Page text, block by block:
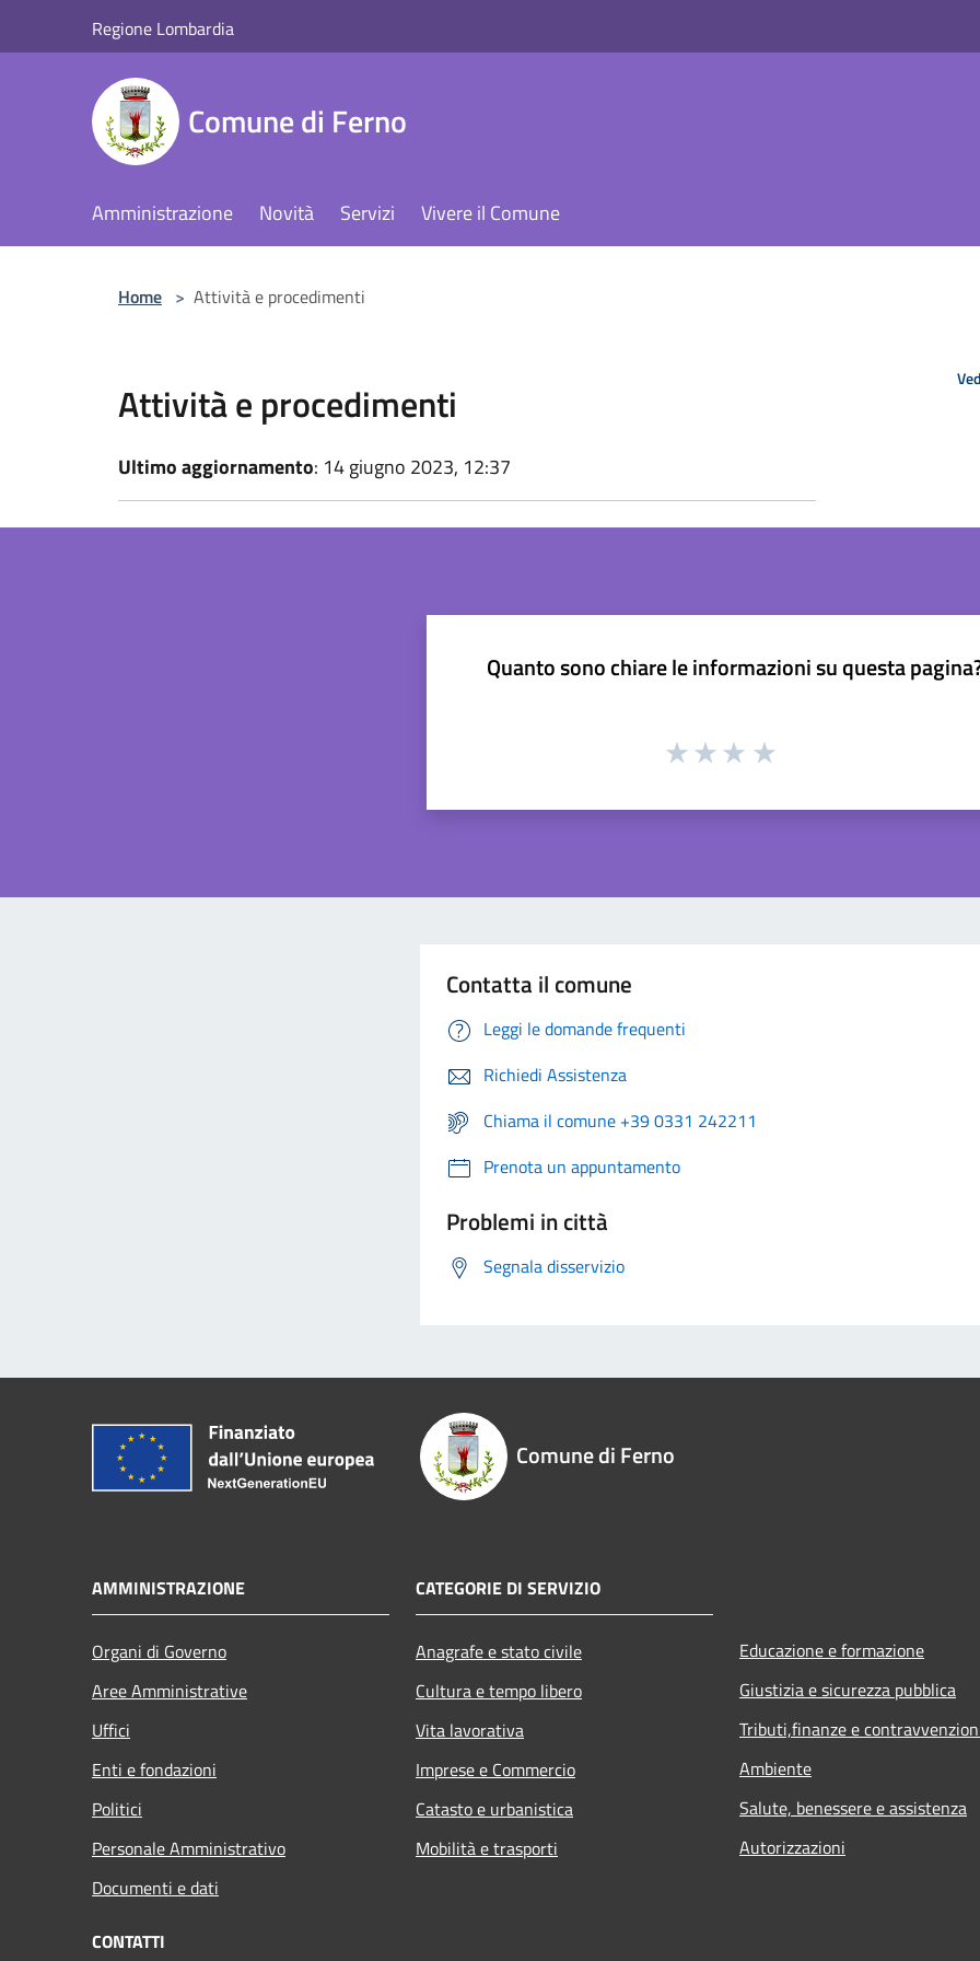
Regione Lombardia
Comune di Ferno
Amministrazione Novità Servizi Vivere il Comune
Home > Attività e procedimenti
Attività e procedimenti
Ultimo aggiornamento: 14 giugno 2023, 12:37
Quanto sono chiare le informazioni su questa
Contatta il comune
Leggi le domande frequenti
Richiedi Assistenza
Chiama il comune +39 0331 242211
Prenota un appuntamento
Problemi in città
Segnala disservizio
Comune di Ferno
AMMINISTRAZIONE
Organi di Governo
Aree Amministrative
Uffici
Enti e fondazioni
Politici
Personale Amministrativo
Documenti e dati
CATEGORIE DI SERVIZIO
Anagrafe e stato civile
Cultura e tempo libero
Vita lavorativa
Imprese e Commercio
Catasto e urbanistica
Mobilità e trasporti
Educazione e formazione
Giustizia e sicurezza pubblica
Tributi,finanze e
Ambiente
Salute, benessere e assistenza
Autorizzazioni
CONTATTI